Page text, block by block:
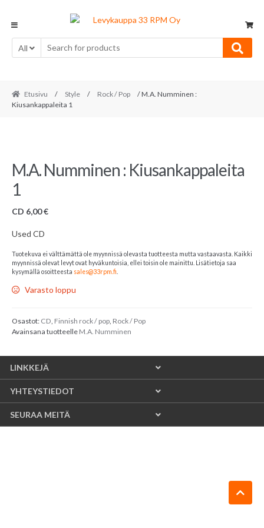
navigation
content
All
Etusivu / Style / Rock / Pop
/ M.A. Numminen :
Kiusankappaleita 1
M.A. Numminen : Kiusankappaleita
1
CD 6,00€
Used CD
Tuotekuva ei välttämättä ole myynnissä olevasta tuotteesta mutta vastaavasta. Kaikki
myynnissä olevat levyt ovat hyväkuntoisia, ellei toisin ole mainittu. Lisätietoja saa
kysymällä osoitteesta sales@33rpm.fi
Varasto loppu
Osastot: CD Finnish rock / pop, Rock / Pop
Avainsana tuotteelle M.A. Numminen
LINKKEJÄ
YHTEYSTIEDOT
SEURAA MEITÄ